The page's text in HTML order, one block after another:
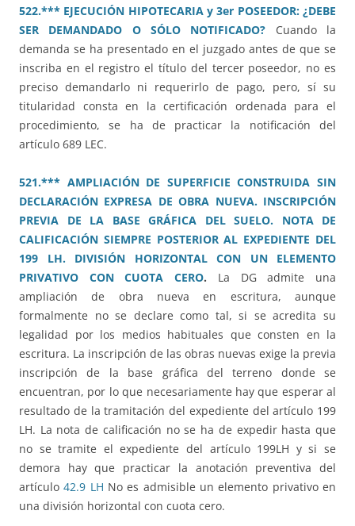
522.*** EJECUCIÓN HIPOTECARIA y 3er POSEEDOR: ¿DEBE
SER DEMANDADO O SÓLO NOTIFICADO? Cuando la
demanda se ha presentado en el juzgado antes de que se
inscriba en el registro el título del tercer poseedor, no es
preciso demandarlo ni requerirlo de pago, pero, sí su
titularidad consta en la certificación ordenada para el
procedimiento, se ha de practicar la notificación del
artículo 689 LEC.
521.*** AMPLIACIÓN DE SUPERFICIE CONSTRUIDA SIN
DECLARACIÓN EXPRESA DE OBRA NUEVA. INSCRIPCIÓN
PREVIA DE LA BASE GRÁFICA DEL SUELO. NOTA DE
CALIFICACIÓN SIEMPRE POSTERIOR AL EXPEDIENTE DEL
199 LH. DIVISIÓN HORIZONTAL CON UN ELEMENTO
PRIVATIVO CON CUOTA CERO. La DG admite una
ampliación de obra nueva en escritura, aunque
formalmente no se declare como tal, si se acredita su
legalidad por los medios habituales que consten en la
escritura. La inscripción de las obras nuevas exige la previa
inscripción de la base gráfica del terreno donde se
encuentran, por lo que necesariamente hay que esperar al
resultado de la tramitación del expediente del artículo 199
LH. La nota de calificación no se ha de expedir hasta que
no se tramite el expediente del artículo 199LH y si se
demora hay que practicar la anotación preventiva del
artículo42.9 LH No es admisible un elemento privativo en
una división horizontal con cuota cero.